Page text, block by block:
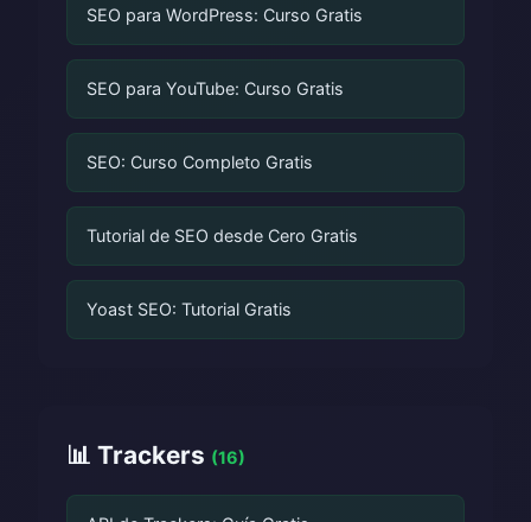
SEO para WordPress: Curso Gratis
SEO para YouTube: Curso Gratis
SEO: Curso Completo Gratis
Tutorial de SEO desde Cero Gratis
Yoast SEO: Tutorial Gratis
📊 Trackers (16)